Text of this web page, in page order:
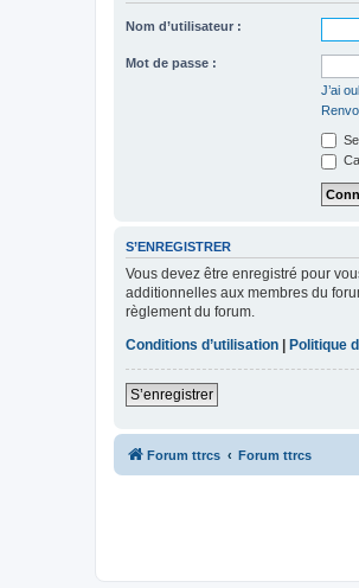
Nom d’utilisateur :
Mot de passe :
J’ai
S’ENREGISTRER
Vous devez être enregistré pour
additionnelles aux membres du
règlement du forum.
Conditions d’utilisation
Politique
S’enregistrer
Forum ttrcs Forum ttrcs